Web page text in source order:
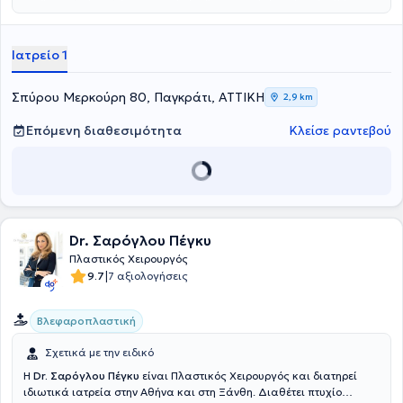
επιστημονική διεύθυνση του Dr. Ιωάννη Χατζηστεφανου MD PhD,
αντιμετωπίζει ακόμα και τις πιο απαιτητικές περιπτώσεις,
προσφέροντας εξατομικευμένες λύσεις για κάθε ασθενή. Για
περισσότερες πληροφορίες μπορείτε να εισέλθετε στο
omstotalcare.gr.
Ιατρείο 1
Σπύρου Μερκούρη 80, Παγκράτι, ΑΤΤΙΚΗ 2,9 km
Επόμενη διαθεσιμότητα Κλείσε ραντεβού
Dr. Σαρόγλου Πέγκυ
Πλαστικός Χειρουργός
9.7|7 αξιολογήσεις
Βλεφαροπλαστική
Σχετικά με την ειδικό
Η Dr. Σαρόγλου Πέγκυ είναι Πλαστικός Χειρουργός και διατηρεί
ιδιωτικά ιατρεία στην Αθήνα και στη Ξάνθη. Διαθέτει πτυχίο